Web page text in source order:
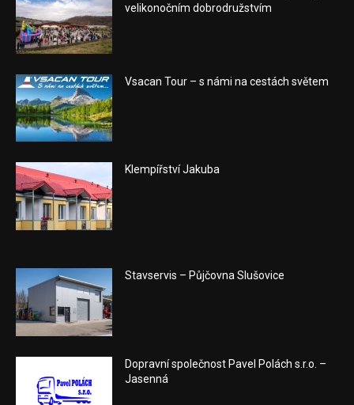
velikonočním dobrodružstvím
Vsacan Tour – s námi na cestách světem
Klempířství Jakuba
Stavservis – Půjčovna Slušovice
Dopravní společnost Pavel Polách s.r.o. –
Jasenná